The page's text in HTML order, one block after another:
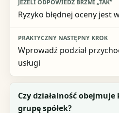
Ryzyko błędnej oceny jest
Wprowadź podział
usługi
Czy działalność
grupę spółek?